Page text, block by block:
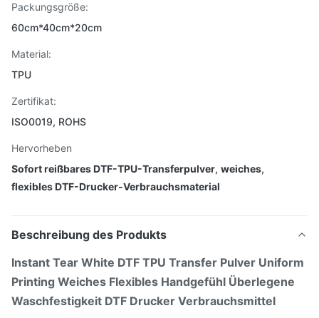
Packungsgröße:
60cm*40cm*20cm
Material:
TPU
Zertifikat:
ISO0019, ROHS
Hervorheben
Sofort reißbares DTF-TPU-Transferpulver, weiches,
flexibles DTF-Drucker-Verbrauchsmaterial
Beschreibung des Produkts
Instant Tear White DTF TPU Transfer Pulver Uniform
Printing Weiches Flexibles Handgefühl Überlegene
Waschfestigkeit DTF Drucker Verbrauchsmittel